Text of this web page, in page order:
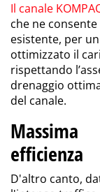
Il canale
che ne
esistente, per
ottimizzato il
rispettando
drenaggio
del canale.
Massima
efficienza
D'altro canto,